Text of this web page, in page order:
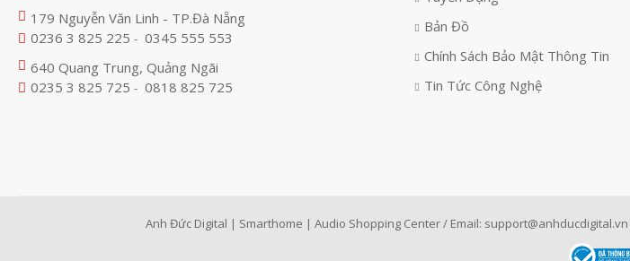
179 Nguyễn Văn Linh - TP.Đà Nẵng
0236 3 825 225 - 0345 555 553
640 Quang Trung, Quảng Ngãi
0235 3 825 725 - 0818 825 725
Bản Đồ
Chính Sách Bảo Mật Thông Tin
Tin Tức Công Nghệ
Anh Đức Digital | Smarthome | Audio Shopping Center / Email: support@anhducdigital.vn